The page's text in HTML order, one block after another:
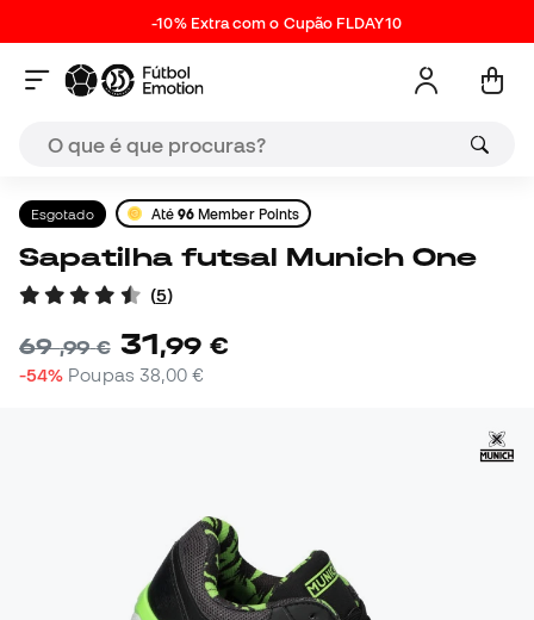
-10% Extra com o Cupão FLDAY10
Esgotado Até 96 Member Points
Sapatilha futsal Munich One
(5)
69,99 € 31,99 €
-54% Poupas 38,00 €